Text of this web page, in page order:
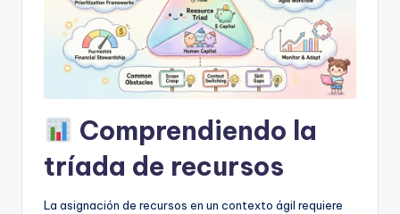
Comprendiendo la
tríada de recursos
La asignación de recursos en un contexto ágil requiere